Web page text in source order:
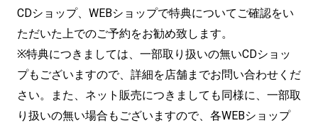
CDショップ、WEBショップで特典についてご確認をい
ただいた上でのご予約をお勧め致します。
※特典につきましては、一部取り扱いの無いCDショッ
プもございますので、詳細を店舗までお問い合わせくだ
さい。また、ネット販売につきましても同様に、一部取
り扱いの無い場合もございますので、各WEBショップ